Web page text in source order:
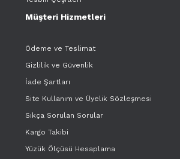
Müşteri Hizmetleri
Ödeme ve Teslimat
Gizlilik ve Güvenlik
İade Şartları
Site Kullanım ve Üyelik Sözleşmesi
Sıkça Sorulan Sorular
Kargo Takibi
Yüzük Ölçüsü Hesaplama